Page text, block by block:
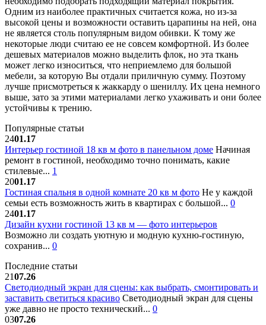
Одним из наиболее практичных считается кожа, но из-за
высокой цены и возможности оставить царапины на ней, она
не является столь популярным видом обивки. К тому же
некоторые люди считаю ее не совсем комфортной. Из более
дешевых материалов можно выделить флок, но эта ткань
может легко износиться, что неприемлемо для большой
мебели, за которую Вы отдали приличную сумму. Поэтому
лучше присмотреться к жаккарду о шениллу. Их цена немного
выше, зато за этими материалами легко ухаживать и они более
устойчивы к трению.
Популярные статьи
2401.17
Интерьер гостиной 18 кв м фото в панельном доме Начиная
ремонт в гостиной, необходимо точно понимать, какие
стилевые... 1
2001.17
Гостиная спальня в одной комнате 20 кв м фото Не у каждой
семьи есть возможность жить в квартирах с большой... 0
2401.17
Дизайн кухни гостиной 13 кв м — фото интерьеров
Возможно ли создать уютную и модную кухню-гостиную,
сохранив... 0
Последние статьи
2107.26
Светодиодный экран для сцены: как выбрать, смонтировать и
заставить светиться красиво Светодиодный экран для сцены
уже давно не просто технический... 0
0307.26